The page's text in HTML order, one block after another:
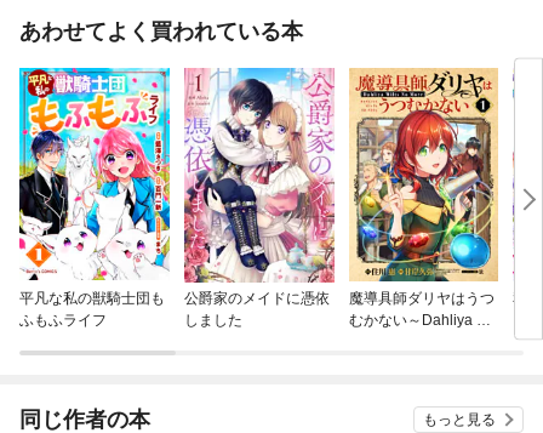
あわせてよく買われている本
平凡な私の獣騎士団も
ふもふライフ
公爵家のメイドに憑依
しました
魔導具師ダリヤはうつ
むかない～Dahliya Wil
私
爵
同じ作者の本 もっと見る